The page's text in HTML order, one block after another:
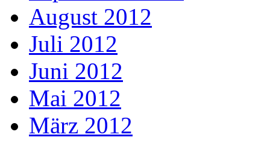
August 2012
Juli 2012
Juni 2012
Mai 2012
März 2012